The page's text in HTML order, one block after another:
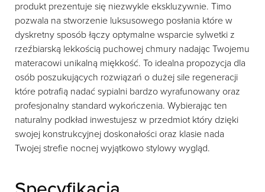
produkt prezentuje się niezwykle ekskluzywnie. Timo
pozwala na stworzenie luksusowego posłania które w
dyskretny sposób łączy optymalne wsparcie sylwetki z
rzeźbiarską lekkością puchowej chmury nadając Twojemu
materacowi unikalną miękkość. To idealna propozycja dla
osób poszukujących rozwiązań o dużej sile regeneracji
które potrafią nadać sypialni bardzo wyrafunowany oraz
profesjonalny standard wykończenia. Wybierając ten
naturalny podkład inwestujesz w przedmiot który dzięki
swojej konstrukcyjnej doskonałości oraz klasie nada
Twojej strefie nocnej wyjątkowo stylowy wygląd.